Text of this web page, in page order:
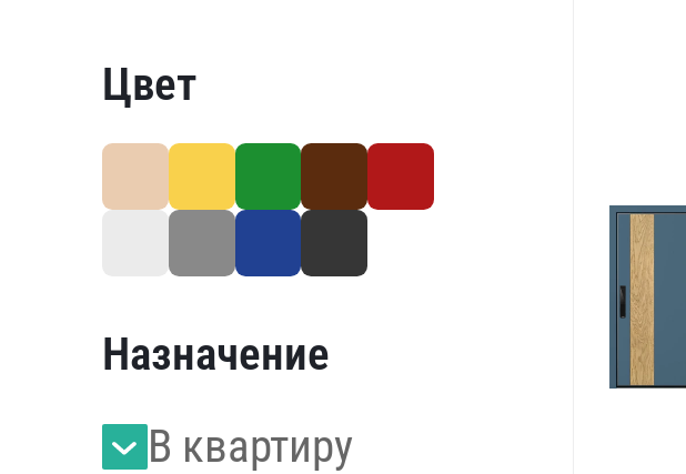
Цвет
Назначение
В квартиру